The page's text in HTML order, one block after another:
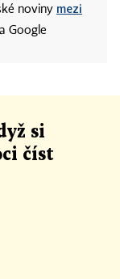
noviny mezi
Google
si
číst